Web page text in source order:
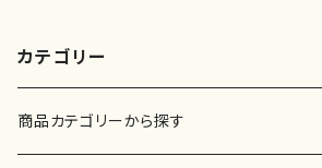
カテゴリー
商品カテゴリーから探す